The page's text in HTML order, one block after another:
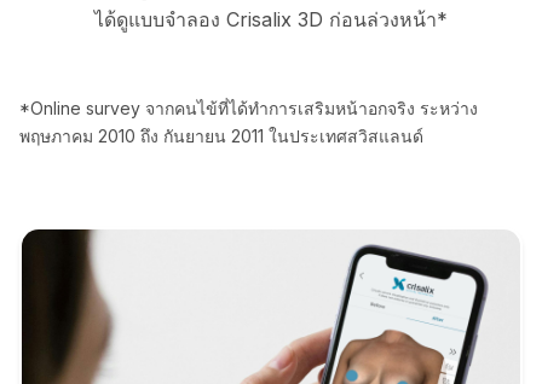
ได้ดูแบบจำลอง Crisalix 3D ก่อนล่วงหน้า*
*Online survey จากคนไข้ที่ได้ทำการเสริมหน้าอกจริง ระหว่าง
พฤษภาคม 2010 ถึง กันยายน 2011 ในประเทศสวิสแลนด์